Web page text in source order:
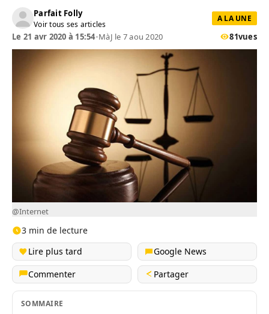
Parfait Folly
Voir tous ses articles
A LA UNE
Le 21 avr 2020 à 15:54•MàJ le 7 aou 2020 81vues
@Internet
3 min de lecture
Lire plus tard
Google News
Commenter
Partager
SOMMAIRE